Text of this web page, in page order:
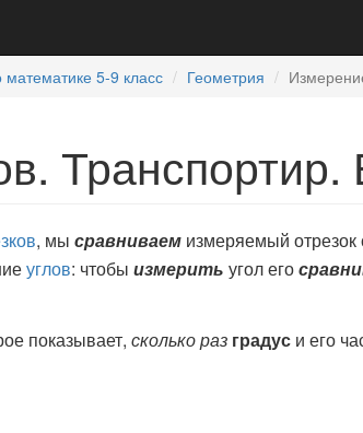
5-9 класс Геометрия
Транспортир.
, мы сравниваем измеряемый отрезок
углов: чтобы измерить угол его
показывает, сколько раз градус и его